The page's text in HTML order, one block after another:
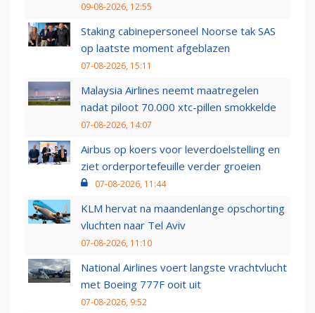
09-08-2026, 12:55
Staking cabinepersoneel Noorse tak SAS
op laatste moment afgeblazen
07-08-2026, 15:11
Malaysia Airlines neemt maatregelen
nadat piloot 70.000 xtc-pillen smokkelde
07-08-2026, 14:07
Airbus op koers voor leverdoelstelling en
ziet orderportefeuille verder groeien
07-08-2026, 11:44
KLM hervat na maandenlange opschorting
vluchten naar Tel Aviv
07-08-2026, 11:10
National Airlines voert langste vrachtvlucht
met Boeing 777F ooit uit
07-08-2026, 9:52